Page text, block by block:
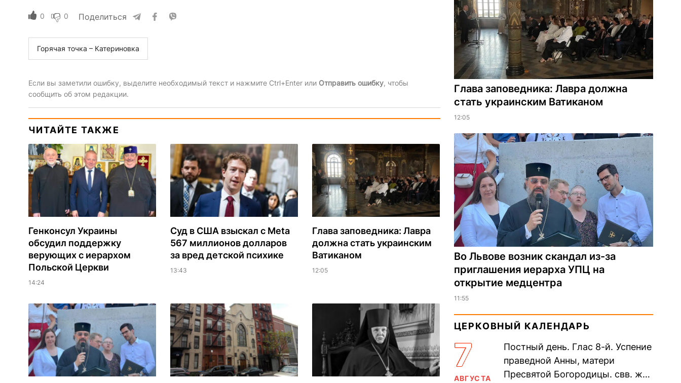
0 0 Поделиться
Горячая точка – Катериновка
Если вы заметили ошибку, выделите необходимый текст и нажмите Ctrl+Enter или Отправить ошибку, чтобы
сообщить об этом редакции.
ЧИТАЙТЕ ТАКЖЕ
Генконсул Украины
обсудил поддержку
верующих с иерархом
Польской Церкви
14:24
Суд в США взыскал с Meta
567 миллионов долларов
за вред детской психике
13:43
Глава заповедника: Лавра
должна стать украинским
Ватиканом
12:05
Глава заповедника: Лавра должна
стать украинским Ватиканом
12:05
Во Львове возник скандал из-за
приглашения иерарха УПЦ на
открытие медцентра
11:55
ЦЕРКОВНЫЙ КАЛЕНДАРЬ
7
АВГУСТА
Постный день. Глас 8-й. Успение
праведной Анны, матери
Пресвятой Богородицы. свв. жен